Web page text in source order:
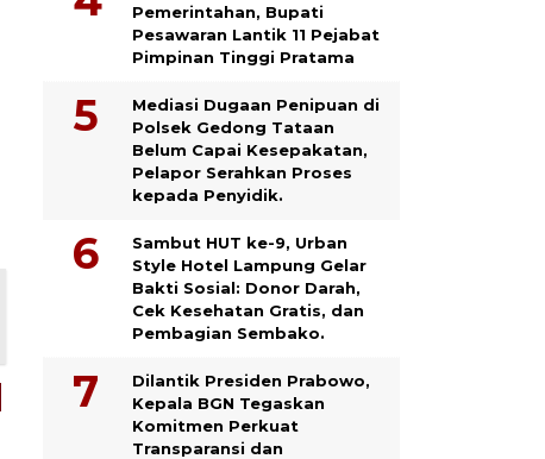
Pemerintahan, Bupati
Pesawaran Lantik 11 Pejabat
Pimpinan Tinggi Pratama
Mediasi Dugaan Penipuan di
Polsek Gedong Tataan
Belum Capai Kesepakatan,
Pelapor Serahkan Proses
kepada Penyidik.
Sambut HUT ke-9, Urban
Style Hotel Lampung Gelar
Bakti Sosial: Donor Darah,
Cek Kesehatan Gratis, dan
Pembagian Sembako.
Dilantik Presiden Prabowo,
Kepala BGN Tegaskan
Komitmen Perkuat
Transparansi dan